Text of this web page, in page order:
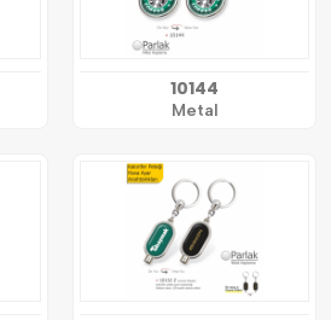
10144
Metal